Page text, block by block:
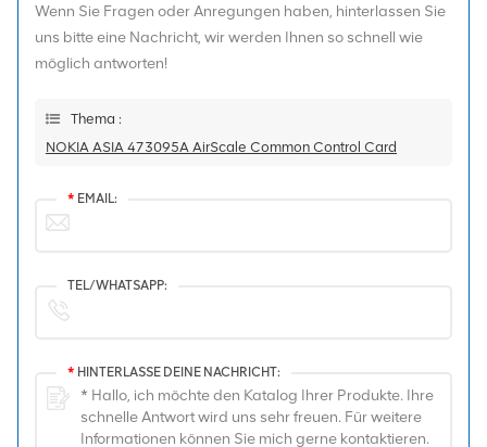
Wenn Sie Fragen oder Anregungen haben, hinterlassen Sie
uns bitte eine Nachricht, wir werden Ihnen so schnell wie
möglich antworten!
Thema :
NOKIA ASIA 473095A AirScale Common Control Card
* EMAIL:
TEL/WHATSAPP:
* HINTERLASSE DEINE NACHRICHT: